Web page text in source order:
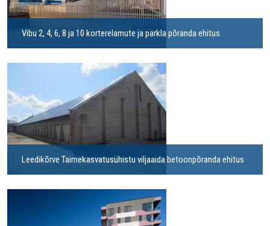
Vibu 2, 4, 6, 8 ja 10 korterelamute ja parkla põranda ehitus
Leedikõrve Taimekasvatusühistu viljaaida betoonpõranda ehitus